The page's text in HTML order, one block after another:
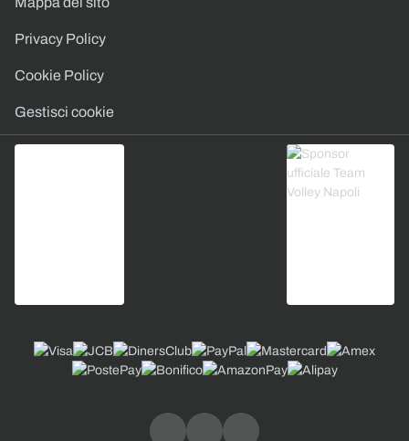
Privacy Policy
Cookie Policy
Gestisci cookie